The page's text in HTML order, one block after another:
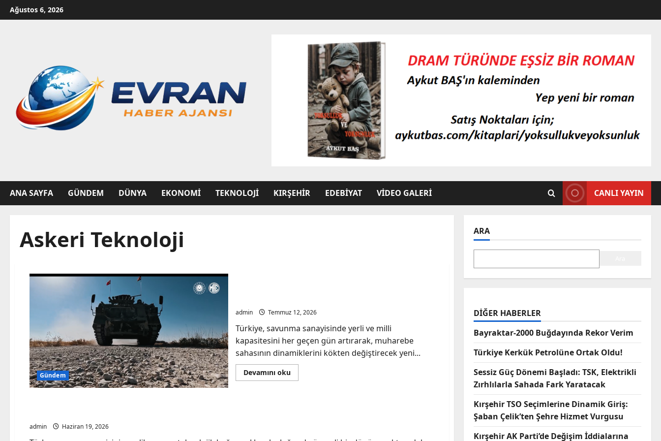
Skip
to
Ağustos 6, 2026
ANA SAYFA GÜNDEM DÜNYA EKONOMI TEKNOLOJI KIRŞEHIR EDEBIYAT VIDEO GALERI CANLI YAYIN
Askeri Teknoloji
Gündem
admin Temmuz 12, 2026
Türkiye, savunma sanayisinde yerli ve milli
kapasitesini her geçen gün artırarak, muharebe
sahasının dinamiklerini kökten değiştirecek yeni...
Devamını okuRead
more
Gündem
admin Haziran 19, 2026
ARA
DIĞER HABERLER
Bayraktar-2000 Buğdayında Rekor Verim
Türkiye Kerkük Petrolüne Ortak Oldu!
Sessiz Güç Dönemi Başladı: TSK, Elektrikli
Zırhlılarla Sahada Fark Yaratacak
Kırşehir TSO Seçimlerine Dinamik Giriş:
Şaban Çelik’ten Şehre Hizmet Vurgusu
Kırşehir AK Parti’de Değişim İddialarına